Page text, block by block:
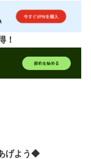
！
げよう◆